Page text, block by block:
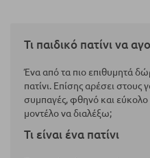
Τι παιδικό πατίνι να
Ένα από τα πιο επιθυμητά
πατίνι. Επίσης αρέσει στους
συμπαγές, φθηνό και εύκολο
μοντέλο να διαλέξω;
Τι είναι ένα πατίνι